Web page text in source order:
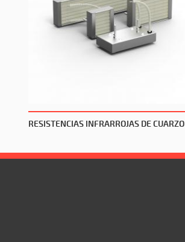
RESISTENCIAS INFRARROJAS DE CUARZO